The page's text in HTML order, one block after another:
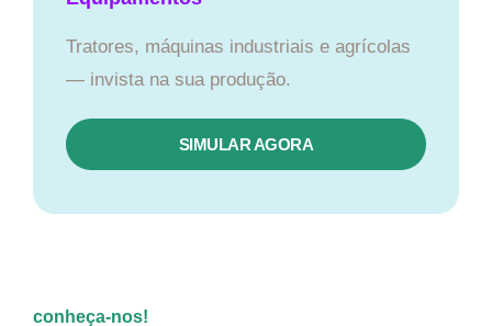
Tratores, máquinas industriais e agrícolas
— invista na sua produção.
SIMULAR AGORA
conheça-nos!